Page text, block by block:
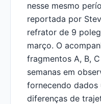
nesse mesmo
reportada por
refrator de 9
março. O
fragmentos A, B,
semanas em
fornecendo dados
diferenças de